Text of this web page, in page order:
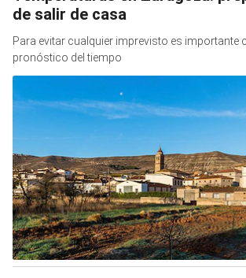
de salir de casa
Para evitar cualquier imprevisto es importante
pronóstico del tiempo